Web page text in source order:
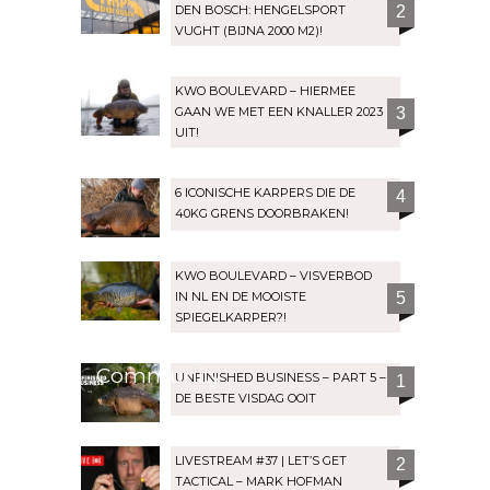
DEN BOSCH: HENGELSPORT
VUGHT (BIJNA 2000 M2)!
2
KWO BOULEVARD – HIERMEE
GAAN WE MET EEN KNALLER 2023
UIT!
3
6 ICONISCHE KARPERS DIE DE
40KG GRENS DOORBRAKEN!
4
KWO BOULEVARD – VISVERBOD
IN NL EN DE MOOISTE
SPIEGELKARPER?!
5
CommunityUNFINISHED BUSINESS – PART 5 –
DE BESTE VISDAG OOIT
1
LIVESTREAM #37 | LET’S GET
TACTICAL – MARK HOFMAN
2